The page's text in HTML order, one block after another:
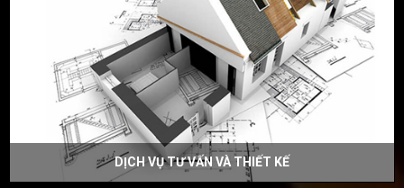
DỊCH VỤ TƯ VẤN VÀ THIẾT KẾ